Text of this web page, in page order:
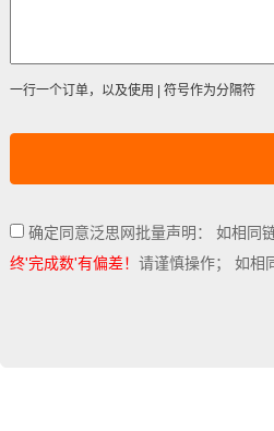
一行一个订单，以及使用 | 符号作为分隔符
确定同意泛思网批量声明： 如相同
终'完成数'有偏差！ 请谨慎操作； 如相